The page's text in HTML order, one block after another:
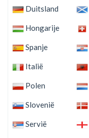
Duitsland
Hongarije
Spanje
Italië
Polen
Slovenië
Servië